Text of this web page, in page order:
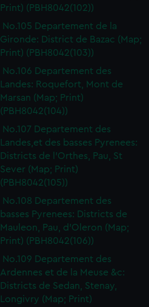
Print) (PBH8042(102))
No.105 Departement de la
Gironde: District de Bazac (Map;
Print) (PBH8042(103))
No.106 Departement des
Landes: Roquefort, Mont de
Marsan (Map; Print)
(PBH8042(104))
No.107 Departement des
Landes,et des basses Pyrenees:
Districts de l'Orthes, Pau, St
Sever (Map; Print)
(PBH8042(105))
No.108 Departement des
basses Pyrenees: Districts de
Mauleon, Pau, d'Oleron (Map;
Print) (PBH8042(106))
No.109 Departement des
Ardennes et de la Meuse &c:
Districts de Sedan, Stenay,
Longivry (Map; Print)